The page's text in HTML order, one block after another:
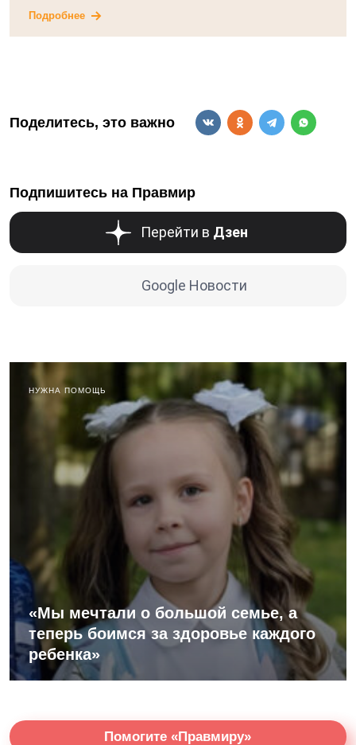
Подробнее
Поделитесь, это важно
Подпишитесь на Правмир
Перейти в Дзен
Google Новости
НУЖНА ПОМОЩЬ
«Мы мечтали о большой семье, а
теперь боимся за здоровье каждого
ребенка»
Помогите «Правмиру»